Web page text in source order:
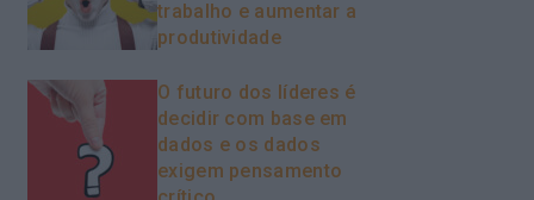
trabalho e aumentar a
produtividade
O futuro dos líderes é
decidir com base em
dados e os dados
exigem pensamento